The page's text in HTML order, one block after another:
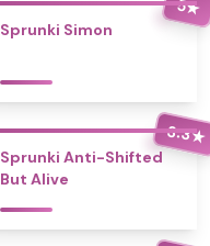
5★
Sprunki Simon
3.3★
Sprunki Anti-Shifted
But Alive